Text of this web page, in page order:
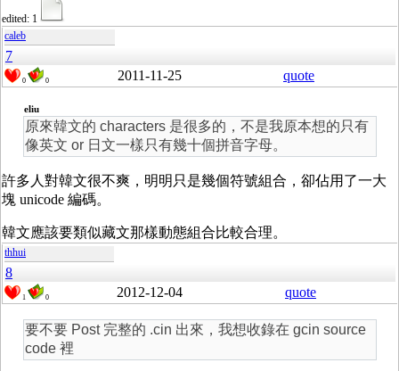
edited: 1
caleb
7
0 0 2011-11-25 quote
eliu
原來韓文的 characters 是很多的，不是我原本想的只有
像英文 or 日文一樣只有幾十個拼音字母。
許多人對韓文很不爽，明明只是幾個符號組合，卻佔用了一大
塊 unicode 編碼。
韓文應該要類似藏文那樣動態組合比較合理。
thhui
8
1 0 2012-12-04 quote
要不要 Post 完整的 .cin 出來，我想收錄在 gcin source
code 裡